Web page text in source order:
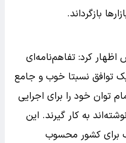
بازگرداند.
کرد: تفاهم‌نامه‌ای
توافق نسبتا خوب و جامع
توان خود را برای اجرایی
به کار گیرند. این
برای کشور محسوب